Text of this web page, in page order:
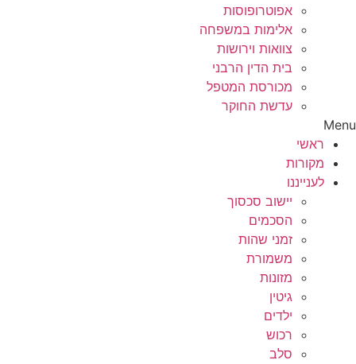
אפוטרופוסות
אלימות במשפחה
צוואות וירושות
בית הדין הרבני
מכורסת המטפל
עדשת החוקר
Menu
ראשי
מקורות
לענייננו
יישוב סכסוך
הסכמים
זמני שהות
משמורת
מזונות
גיטין
ילדים
רכוש
סלב